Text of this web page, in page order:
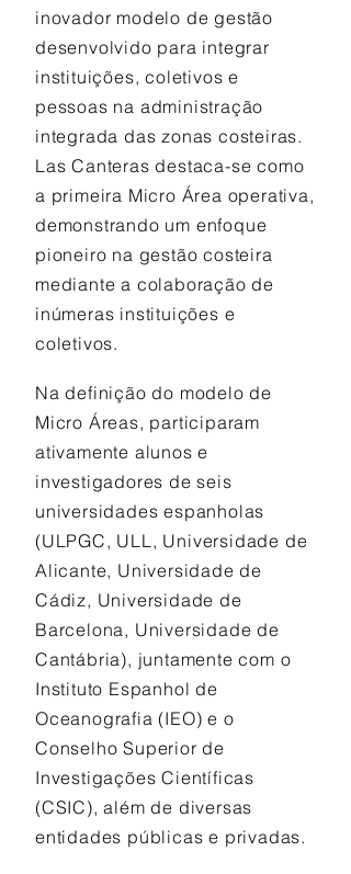
inovador modelo de gestão
desenvolvido para integrar
instituições, coletivos e
pessoas na administração
integrada das zonas costeiras.
Las Canteras destaca-se como
a primeira Micro Área operativa,
demonstrando um enfoque
pioneiro na gestão costeira
mediante a colaboração de
inúmeras instituições e
coletivos.
Na definição do modelo de
Micro Áreas, participaram
ativamente alunos e
investigadores de seis
universidades espanholas
(ULPGC, ULL, Universidade de
Alicante, Universidade de
Cádiz, Universidade de
Barcelona, Universidade de
Cantábria), juntamente com o
Instituto Espanhol de
Oceanografia (IEO) e o
Conselho Superior de
Investigações Científicas
(CSIC), além de diversas
entidades públicas e privadas.